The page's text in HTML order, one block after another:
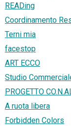
READing
Coordinamento
Terni mia
facestop
ART ECCO
Studio
PROGETTO
A ruota libera
Forbidden Colors